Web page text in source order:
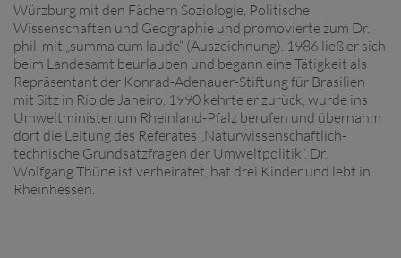
Würzburg mit den Fächern Soziologie, Politische
Wissenschaften und Geographie und promovierte zum Dr.
phil. mit „summa cum laude“ (Auszeichnung). 1986 ließ er sich
beim Landesamt beurlauben und begann eine Tätigkeit als
Repräsentant der Konrad-Adenauer-Stiftung für Brasilien
mit Sitz in Rio de Janeiro. 1990 kehrte er zurück, wurde ins
Umweltministerium Rheinland-Pfalz berufen und übernahm
dort die Leitung des Referates „Naturwissenschaftlich-
technische Grundsatzfragen der Umweltpolitik“. Dr.
Wolfgang Thüne ist verheiratet, hat drei Kinder und lebt in
Rheinhessen.